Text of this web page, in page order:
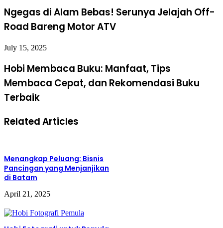
4. Buat Tantangan Menulis Sendiri
menit, atau menulis puisi dari 5 kata acak. Tantangan
menantang.
Produktif
Konsistensi lebih penting daripada durasi. Luangkan
15–30 menit per hari untuk menulis tanpa gangguan.
2. Buat Ruang Menulis yang Nyaman
Ciptakan sudut pribadi yang memancing kreativitas,
Ngegas di Alam Bebas! Serunya Jelajah Off-
Road Bareng Motor ATV
July 15, 2025
Hobi Membaca Buku: Manfaat, Tips
Membaca Cepat, dan Rekomendasi Buku
Terbaik
Related Articles
Menangkap Peluang: Bisnis
Pancingan yang Menjanjikan
di Batam
April 21, 2025